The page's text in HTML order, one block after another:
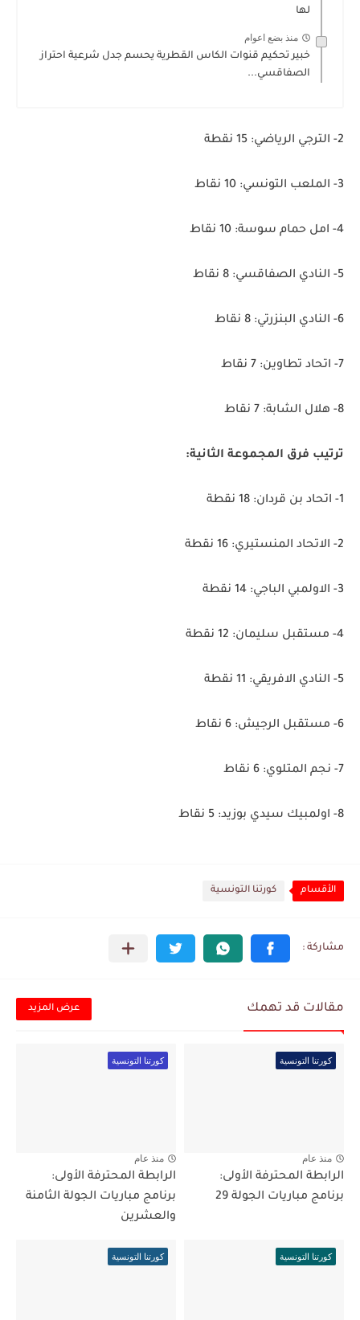
لها
منذ بضع اعوام
خبير تحكيم قنوات الكاس القطرية يحسم جدل شرعية احتراز
الصفاقسي...
2- الترجي الرياضي: 15 نقطة
3- الملعب التونسي: 10 نقاط
4- امل حمام سوسة: 10 نقاط
5- النادي الصفاقسي: 8 نقاط
6- النادي البنزرتي: 8 نقاط
7- اتحاد تطاوين: 7 نقاط
8- هلال الشابة: 7 نقاط
ترتيب فرق المجموعة الثانية:
1- اتحاد بن قردان: 18 نقطة
2- الاتحاد المنستيري: 16 نقطة
3- الاولمبي الباجي: 14 نقطة
4- مستقبل سليمان: 12 نقطة
5- النادي الافريقي: 11 نقطة
6- مستقبل الرجيش: 6 نقاط
7- نجم المتلوي: 6 نقاط
8- اولمبيك سيدي بوزيد: 5 نقاط
الأقسام كورتنا التونسية
مقالات قد تهمك عرض المزيد
كورتنا التونسية
منذ عام
الرابطة المحترفة الأولى:
برنامج مباريات الجولة 29
كورتنا التونسية
منذ عام
الرابطة المحترفة الأولى:
برنامج مباريات الجولة الثامنة
والعشرين
كورتنا التونسية كورتنا التونسية